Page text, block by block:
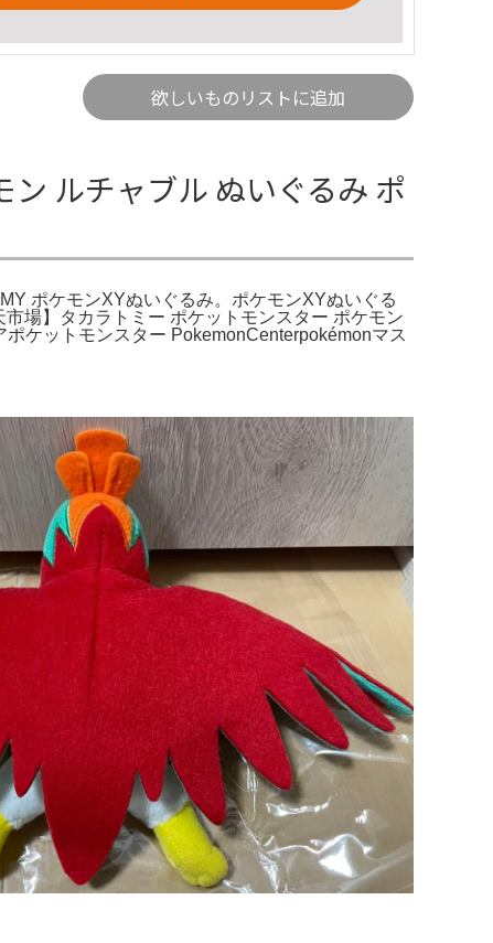
欲しいものリストに追加
ルチャブル ぬいぐるみ ポ
ポケモンXYぬいぐるみ。ポケモンXYぬいぐる
場】タカラトミー ポケットモンスター ポケモン
ケットモンスター PokemonCenterpokémonマス